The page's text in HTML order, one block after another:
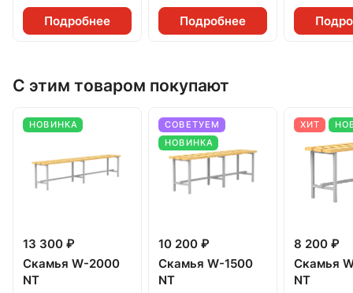
Подробнее Подробнее
С этим товаром покупают
НОВИНКА
13 300 ₽
Скамья W-2000
NT
СОВЕТУЕМ
НОВИНКА
10 200 ₽
Скамья W-1500
NT
ХИТ
8 200 ₽
Скамья
NT